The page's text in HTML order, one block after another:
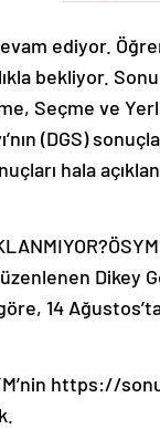
ediyor.
bekliyor.
Seçme ve
(DGS)
hala
Dikey
14
https://